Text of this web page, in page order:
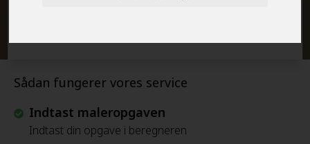
Sådan fungerer vores service
Indtast maleropgaven
Indtast din opgave i beregneren